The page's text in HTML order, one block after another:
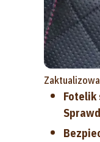
Fotelik